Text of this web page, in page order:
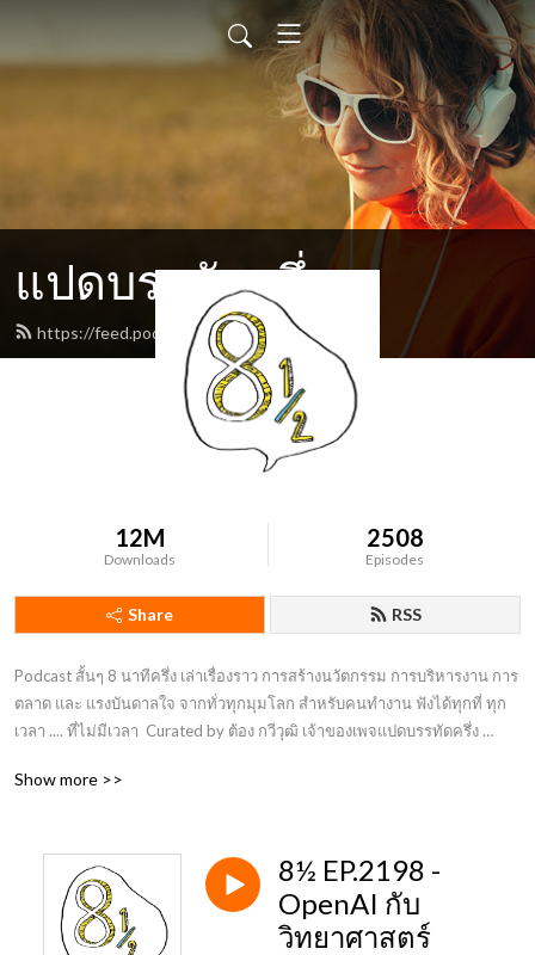
แปดบรรทัดครึ่ง
https://feed.podbean.com/eighthalf/feed.xml
12M
Downloads
2508
Episodes
Share RSS
Podcast สั้นๆ 8 นาทีครึ่ง เล่าเรื่องราว การสร้างนวัตกรรม การบริหารงาน การ
ตลาด และ แรงบันดาลใจ จากทั่วทุกมุมโลก สำหรับคนทำงาน ฟังได้ทุกที่ ทุก
เวลา .... ที่ไม่มีเวลา  Curated by ต้อง กวีวุฒิ เจ้าของเพจแปดบรรทัดครึ่ง
Show more >>
8½ EP.2198 -
OpenAI กับ
วิทยาศาสตร์